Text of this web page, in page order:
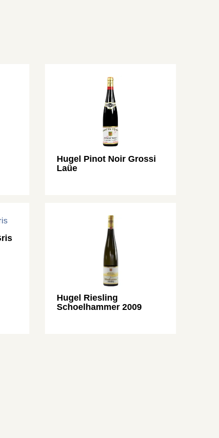
Hugel Pinot Noir Grossi
Laüe
Hugel Riesling
Schoelhammer 2009